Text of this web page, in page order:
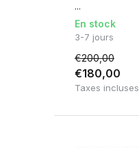
...
En stock
3-7 jours
€200,00
€180,00
Taxes incluses